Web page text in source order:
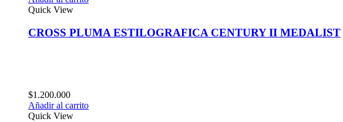
Quick View
CROSS PLUMA ESTILOGRAFICA CENTURY II MEDALIST
$1.200.000
Añadir al carrito
Quick View